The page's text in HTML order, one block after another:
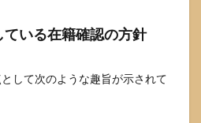
ている在籍確認の方針
して次のような趣旨が示されて